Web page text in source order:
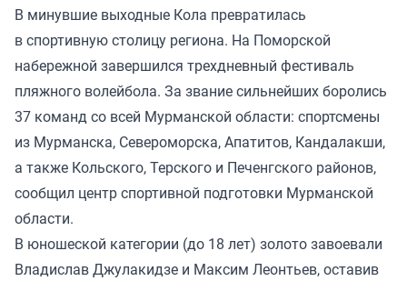
В минувшие выходные Кола превратилась
в спортивную столицу региона. На Поморской
набережной завершился трехдневный фестиваль
пляжного волейбола. За звание сильнейших боролись
37 команд со всей Мурманской области: спортсмены
из Мурманска, Североморска, Апатитов, Кандалакши,
а также Кольского, Терского и Печенгского районов,
сообщил центр спортивной подготовки Мурманской
области.
В юношеской категории (до 18 лет) золото завоевали
Владислав Джулакидзе и Максим Леонтьев, оставив